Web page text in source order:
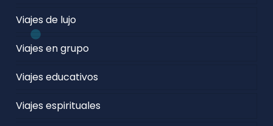
Viajes de lujo
Viajes en grupo
Viajes educativos
Viajes espirituales